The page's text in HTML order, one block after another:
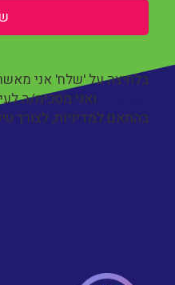
בלחיצה על 'שלח' אני
ואני מסכימ/ה
בהתאם למדיניות, לצורך